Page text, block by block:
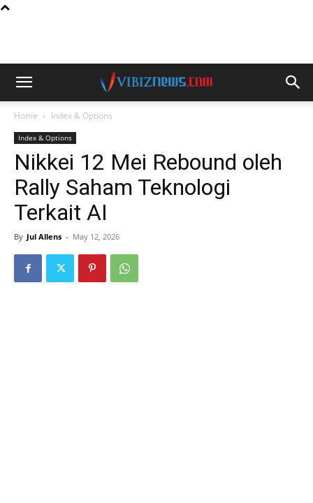
Home Index & Options
Index & Options
Nikkei 12 Mei Rebound oleh
Rally Saham Teknologi
Terkait AI
By Jul Allens - May 12, 2026